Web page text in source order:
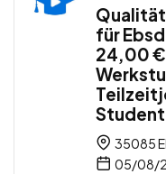
für
24,00
35085
05/08/